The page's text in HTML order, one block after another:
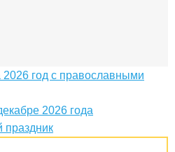
год с православными
2026 года
праздник